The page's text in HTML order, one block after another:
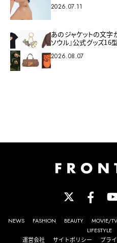
2026.07.11
あのジャケットの文字
ソウル』公式グッズ16
2026.08.07
NEWS FASHION BEAUTY MOVIE/TV
LIFESTYLE
運営会社
サイトポリシー プラ